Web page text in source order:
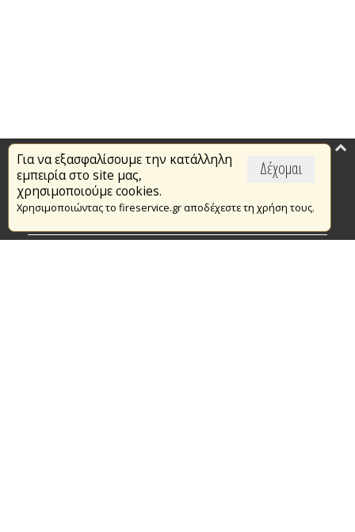
Δέχομαι
Για να εξασφαλίσουμε την κατάλληλη
εμπειρία στο site μας,
χρησιμοποιούμε cookies.
Χρησιμοποιώντας το fireservice.gr αποδέχεστε τη χρήση τους.
Επικαιρότητα
Το Πυροσβεστικό Σώμα